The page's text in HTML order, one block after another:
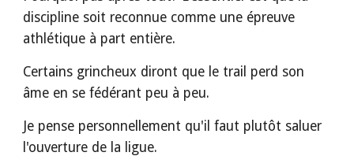
discipline soit reconnue comme une épreuve
athlétique à part entière.
Certains grincheux diront que le trail perd son
âme en se fédérant peu à peu.
Je pense personnellement qu'il faut plutôt saluer
l'ouverture de la ligue.